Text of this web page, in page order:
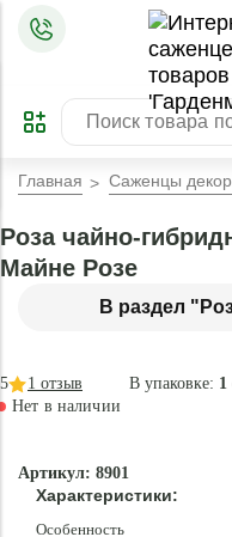
ПРЕДЗАКАЗ
ЛУЧШЕЕ
Главная Саженцы
В раздел
Роза чайно-
Майне Розе
В упаковке: 1
5 1 отзыв
Нет в наличии
Артикул: 8901
Характеристики:
Особенность